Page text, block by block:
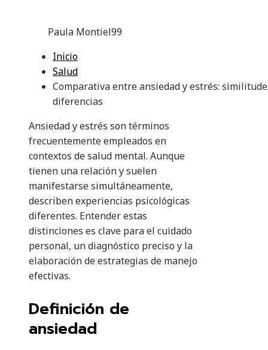
Paula Montiel99
Inicio
Salud
Comparativa entre ansiedad y estrés:
diferencias
Ansiedad y estrés son términos
frecuentemente empleados en
contextos de salud mental. Aunque
tienen una relación y suelen
manifestarse simultáneamente,
describen experiencias psicológicas
diferentes. Entender estas
distinciones es clave para el cuidado
personal, un diagnóstico preciso y la
elaboración de estrategias de manejo
efectivas.
Definición de
ansiedad